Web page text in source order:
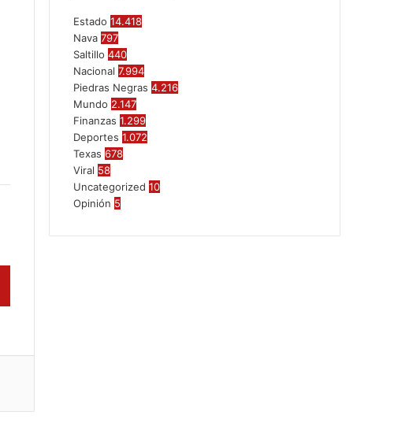
Estado 14.418
Nava 797
Saltillo 440
Nacional 7.994
Piedras Negras 4.216
Mundo 2.147
Finanzas 1.299
Deportes 1.072
Texas 678
Viral 58
Uncategorized 10
Opinión 5